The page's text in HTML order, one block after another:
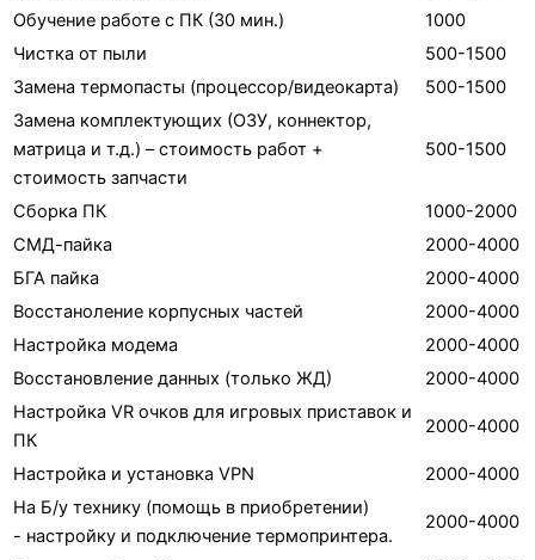
Обучение работе с ПК (30 мин.)
1000
Чистка от пыли
500-1500
Замена термопасты (процессор/видеокарта)
500-1500
Замена комплектующих (ОЗУ, коннектор,
матрица и т.д.) – стоимость работ +
стоимость запчасти
500-1500
Сборка ПК
1000-2000
СМД-пайка
2000-4000
БГА пайка
2000-4000
Восстаноление корпусных частей
2000-4000
Настройка модема
2000-4000
Восстановление данных (только ЖД)
2000-4000
Настройка VR очков для игровых приставок и
ПК
2000-4000
Настройка и установка VPN
2000-4000
На Б/у технику (помощь в приобретении)
- настройку и подключение термопринтера.
2000-4000